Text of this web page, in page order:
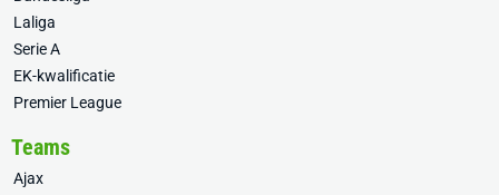
Laliga
Serie A
EK-kwalificatie
Premier League
Teams
Ajax